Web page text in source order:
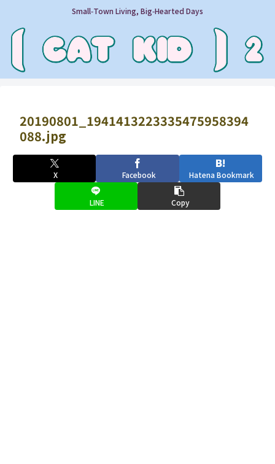
Small‑Town Living, Big‑Hearted Days
20190801_1941413223335475958394
088.jpg
X Facebook Hatena Bookmark
LINE Copy